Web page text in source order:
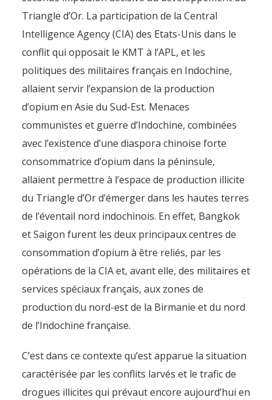
Triangle d’Or. La participation de la Central
Intelligence Agency (CIA) des Etats-Unis dans le
conflit qui opposait le KMT à l’APL, et les
politiques des militaires français en Indochine,
allaient servir l’expansion de la production
d’opium en Asie du Sud-Est. Menaces
communistes et guerre d’Indochine, combinées
avec l’existence d’une diaspora chinoise forte
consommatrice d’opium dans la péninsule,
allaient permettre à l’espace de production illicite
du Triangle d’Or d’émerger dans les hautes terres
de l’éventail nord indochinois. En effet, Bangkok
et Saigon furent les deux principaux centres de
consommation d’opium à être reliés, par les
opérations de la CIA et, avant elle, des militaires et
services spéciaux français, aux zones de
production du nord-est de la Birmanie et du nord
de l’Indochine française.
C’est dans ce contexte qu’est apparue la situation
caractérisée par les conflits larvés et le trafic de
drogues illicites qui prévaut encore aujourd’hui en